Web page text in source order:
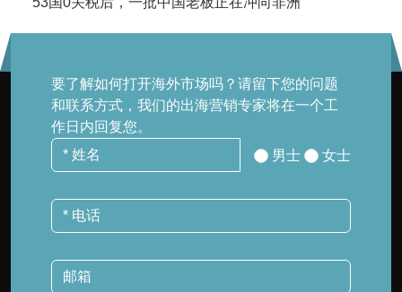
要了解如何打开海外市场吗？请留下您的问题
和联系方式，我们的出海营销专家将在一个工
作日内回复您。
男士
女士